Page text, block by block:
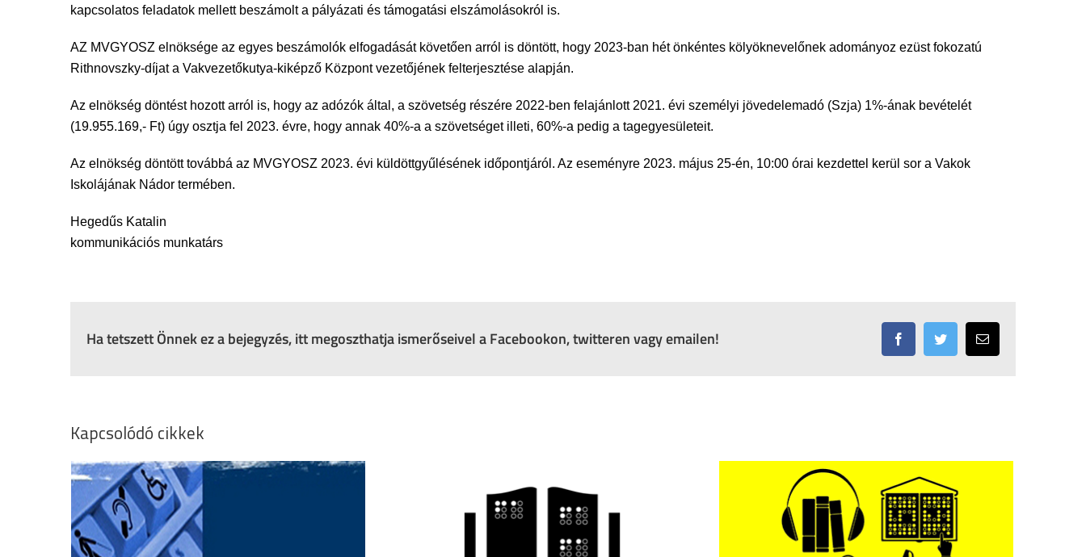
kapcsolatos feladatok mellett beszámolt a pályázati és támogatási elszámolásokról is.
AZ MVGYOSZ elnöksége az egyes beszámolók elfogadását követően arról is döntött, hogy 2023-ban hét önkéntes kölyöknevelőnek adományoz ezüst fokozatú
Rithnovszky-díjat a Vakvezetőkutya-kiképző Központ vezetőjének felterjesztése alapján.
Az elnökség döntést hozott arról is, hogy az adózók által, a szövetség részére 2022-ben felajánlott 2021. évi személyi jövedelemadó (Szja) 1%-ának bevételét
(19.955.169,- Ft) úgy osztja fel 2023. évre, hogy annak 40%-a a szövetséget illeti, 60%-a pedig a tagegyesületeit.
Az elnökség döntött továbbá az MVGYOSZ 2023. évi küldöttgyűlésének időpontjáról. Az eseményre 2023. május 25-én, 10:00 órai kezdettel kerül sor a Vakok
Iskolájának Nádor termében.
Hegedűs Katalin
kommunikációs munkatárs
Ha tetszett Önnek ez a bejegyzés, itt megoszthatja ismerőseivel a Facebookon, twitteren vagy emailen! FacebookTwitter Email:
Kapcsolódó cikkek